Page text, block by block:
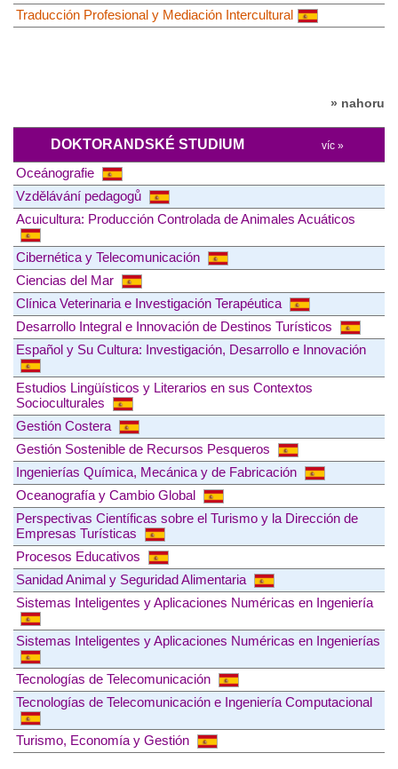
Traducción Profesional y Mediación Intercultural
» nahoru
DOKTORANDSKÉ STUDIUM víc »
Oceánografie
Vzdělávání pedagogů
Acuicultura: Producción Controlada de Animales Acuáticos
Cibernética y Telecomunicación
Ciencias del Mar
Clínica Veterinaria e Investigación Terapéutica
Desarrollo Integral e Innovación de Destinos Turísticos
Español y Su Cultura: Investigación, Desarrollo e Innovación
Estudios Lingüísticos y Literarios en sus Contextos
Socioculturales
Gestión Costera
Gestión Sostenible de Recursos Pesqueros
Ingenierías Química, Mecánica y de Fabricación
Oceanografía y Cambio Global
Perspectivas Científicas sobre el Turismo y la Dirección de
Empresas Turísticas
Procesos Educativos
Sanidad Animal y Seguridad Alimentaria
Sistemas Inteligentes y Aplicaciones Numéricas en Ingeniería
Sistemas Inteligentes y Aplicaciones Numéricas en Ingenierías
Tecnologías de Telecomunicación
Tecnologías de Telecomunicación e Ingeniería Computacional
Turismo, Economía y Gestión